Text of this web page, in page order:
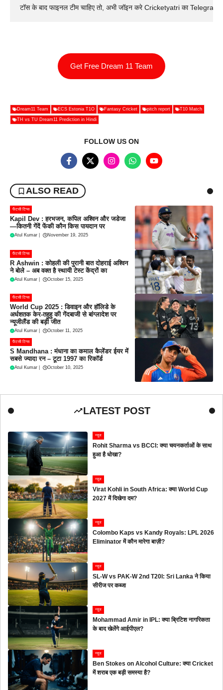
टॉस के बाद फाइनल टीम चाहिए तो, अभी जॉइन करे Cricketyatri का
Get Free Dream 11 Team
Dream11 Team ECS Estonia T1O Fantasy Cricket pitch report T10 Match
TH vs TU Dream11 Prediction in Hindi
FOLLOW US ON
ALSO READ
फैंटसी टिप्स
Kapil Dev : हरभजन, कपिल अश्विन और जडेजा
—कितनी गेंदें फेंकी कौन किस पायदान पर
Atul Kumar November 19, 2025
फैंटसी टिप्स
R Ashwin : कोहली की पुरानी बात दोहराई अश्विन
ने बोले – अब वक्त है स्थायी टेस्ट केंद्रों का
Atul Kumar October 15, 2025
फैंटसी टिप्स
World Cup 2025 : डिवाइन और हॉलिडे के
अर्धशतक केर-तहुहु की गेंदबाजी से बांग्लादेश पर
न्यूजीलैंड की बड़ी जीत
Atul Kumar October 11, 2025
फैंटसी टिप्स
S Mandhana : मंधाना का कमाल कैलेंडर ईयर में
सबसे ज्यादा रन – टूटा 1997 का रिकॉर्ड
Atul Kumar October 10, 2025
LATEST POST
न्यूज
Rohit Sharma vs BCCI: क्या चयनकर्ताओं के साथ
हुआ है धोखा?
न्यूज
Virat Kohli in South Africa: क्या World Cup
2027 में दिखेगा दम?
न्यूज
Colombo Kaps vs Kandy Royals: LPL 2026
Eliminator में कौन मारेगा बाज़ी?
न्यूज
SL-W vs PAK-W 2nd T20I: Sri Lanka ने किया
सीरीज पर कब्जा
न्यूज
Mohammad Amir in IPL: क्या ब्रिटिश नागरिकता
के बाद खेलेंगे आईपीएल?
न्यूज
Ben Stokes on Alcohol Culture: क्या Cricket
में शराब एक बड़ी समस्या है?